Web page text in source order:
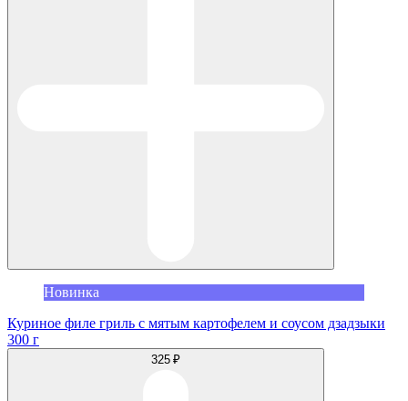
Новинка
Куриное филе гриль с мятым картофелем и соусом дзадзыки
300 г
325 ₽